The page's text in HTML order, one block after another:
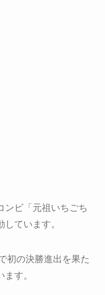
ンビ「元祖いちごち
ています。
初の決勝進出を果た
す。